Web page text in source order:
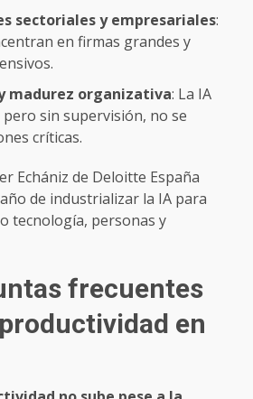
sectoriales y empresariales:
en firmas grandes y
madurez organizativa: La IA
sin supervisión, no se
críticas.
Echániz de Deloitte España
de industrializar la IA para
tecnología, personas y
frecuentes
en